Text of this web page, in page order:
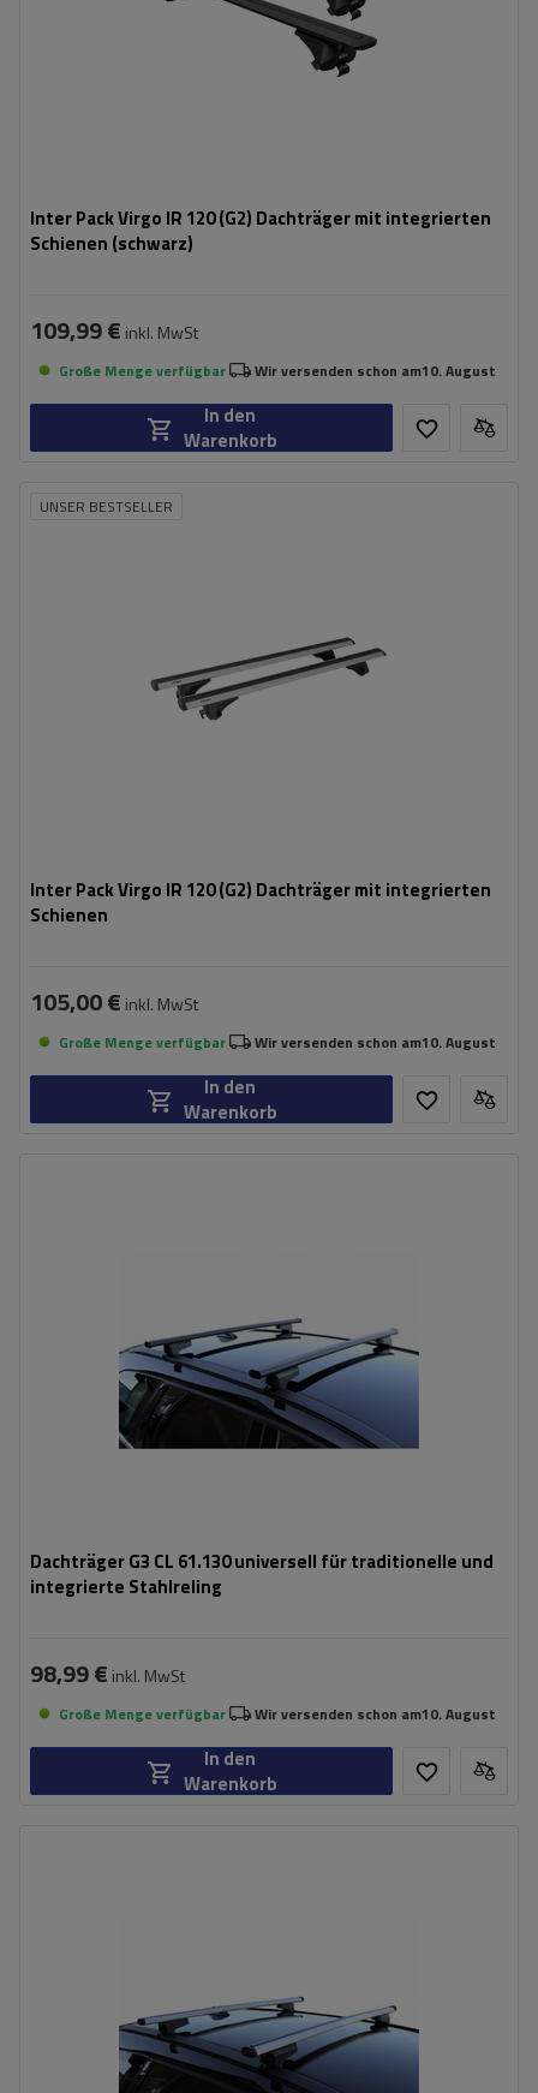
Inter Pack Virgo IR 120 (G2) Dachträger mit integrierten
Schienen (schwarz)
109,99 € inkl. MwSt
Große Menge verfügbar Wir versenden schon am10. August
In den
Warenkorb
UNSER BESTSELLER
Inter Pack Virgo IR 120 (G2) Dachträger mit integrierten
Schienen
105,00 € inkl. MwSt
Große Menge verfügbar Wir versenden schon am10. August
In den
Warenkorb
Dachträger G3 CL 61.130 universell für traditionelle und
integrierte Stahlreling
98,99 € inkl. MwSt
Große Menge verfügbar Wir versenden schon am10. August
In den
Warenkorb